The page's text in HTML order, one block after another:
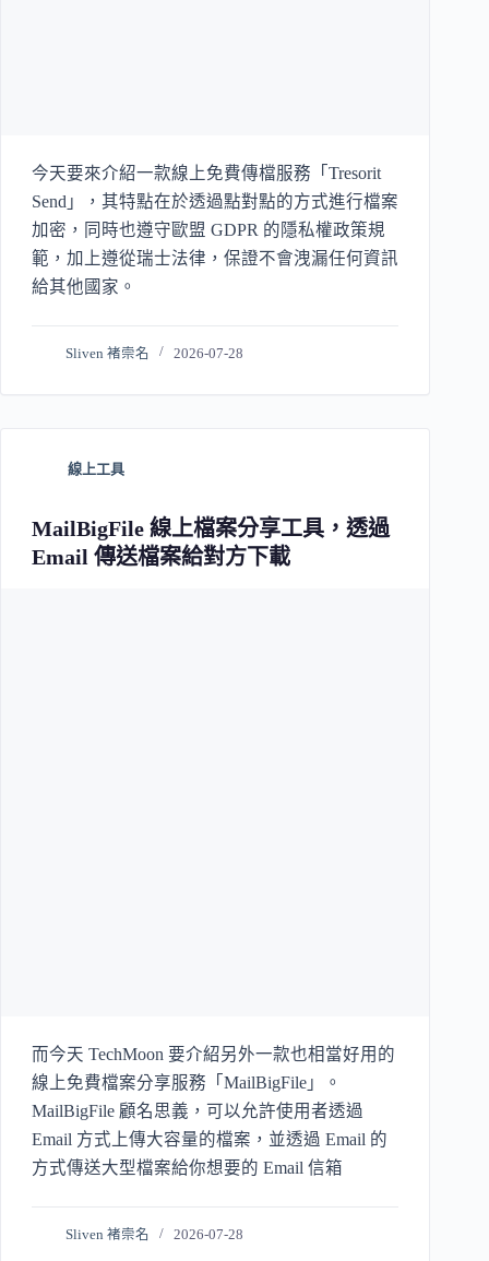
今天要來介紹一款線上免費傳檔服務「Tresorit
Send」，其特點在於透過點對點的方式進行檔案
加密，同時也遵守歐盟 GDPR 的隱私權政策規
範，加上遵從瑞士法律，保證不會洩漏任何資訊
給其他國家。
Sliven 褚崇名 2026-07-28
線上工具
MailBigFile 線上檔案分享工具，透過
Email 傳送檔案給對方下載
而今天 TechMoon 要介紹另外一款也相當好用的
線上免費檔案分享服務「MailBigFile」。
MailBigFile 顧名思義，可以允許使用者透過
Email 方式上傳大容量的檔案，並透過 Email 的
方式傳送大型檔案給你想要的 Email 信箱
Sliven 褚崇名 2026-07-28